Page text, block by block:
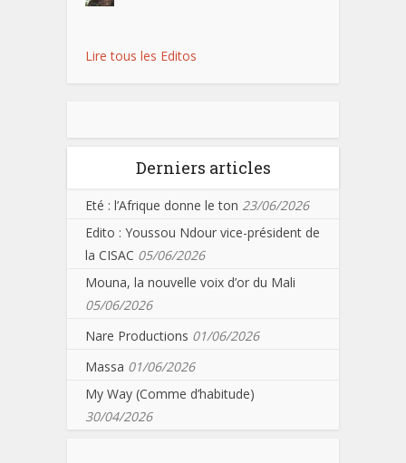
Lire tous les Editos
Derniers articles
Eté : l’Afrique donne le ton 23/06/2026
Edito : Youssou Ndour vice-président de
la CISAC 05/06/2026
Mouna, la nouvelle voix d’or du Mali
05/06/2026
Nare Productions 01/06/2026
Massa 01/06/2026
My Way (Comme d’habitude)
30/04/2026